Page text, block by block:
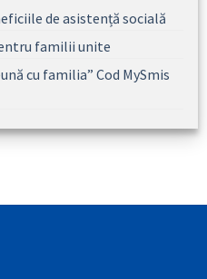
de asistență socială
familii unite
cu familia” Cod MySmis